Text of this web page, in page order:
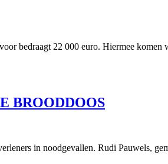
bedraagt 22 000 euro. Hiermee komen
BROODDOOS
in noodgevallen. Rudi Pauwels,